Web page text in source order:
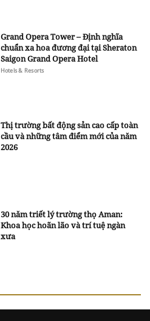
Grand Opera Tower – Định nghĩa
chuẩn xa hoa đương đại tại Sheraton
Saigon Grand Opera Hotel
Hotels & Resorts
Thị trường bất động sản cao cấp toàn
cầu và những tâm điểm mới của năm
2026
30 năm triết lý trường thọ Aman:
Khoa học hoãn lão và trí tuệ ngàn
xưa